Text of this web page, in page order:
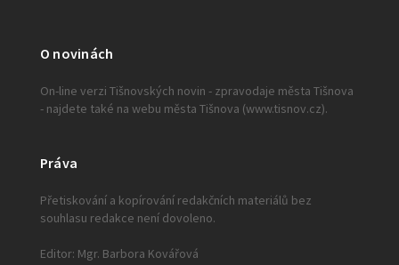
O novinách
On-line verzi Tišnovských novin - zpravodaje města Tišnova
- najdete také na webu města Tišnova (www.tisnov.cz).
Práva
Přetiskování a kopírování redakčních materiálů bez
souhlasu redakce není dovoleno.
Editor: Mgr. Barbora Kovářová